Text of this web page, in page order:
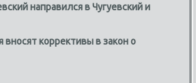
направился в Чугуевский и
коррективы в закон о